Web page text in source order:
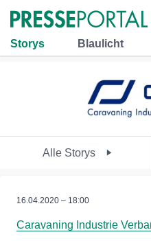
Storys Blaulicht
Alle Storys
16.04.2020 – 18:00
Caravaning Industrie